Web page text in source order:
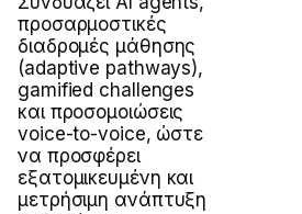
προσαρμοστικές
διαδρομές μάθησης
(adaptive pathways),
gamified challenges
και προσομοιώσεις
voice-to-voice, ώστε
να προσφέρει
εξατομικευμένη και
μετρήσιμη ανάπτυξη